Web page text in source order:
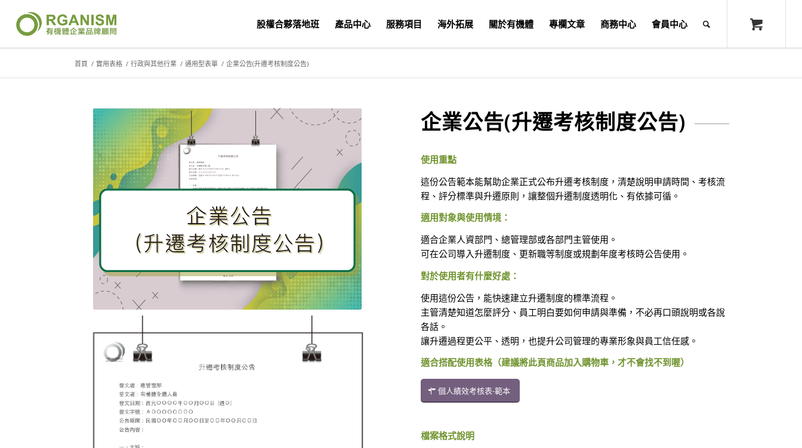
股權合夥落地班 產品中心 服務項目 海外拓展 關於有機體 專欄文章 商務中心 會員中心
首頁 / 實用表格 / 行政與其他行業 / 通用型表單 / 企業公告(升遷考核制度公告)
企業公告(升遷考核制度公告)
使用重點
這份公告範本能幫助企業正式公布升遷考核制度，清楚說明申請時間、考核流
程、評分標準與升遷原則，讓整個升遷制度透明化、有依據可循。
適用對象與使用情境：
適合企業人資部門、總管理部或各部門主管使用。
可在公司導入升遷制度、更新職等制度或規劃年度考核時公告使用。
對於使用者有什麼好處：
使用這份公告，能快速建立升遷制度的標準流程。
主管清楚知道怎麼評分、員工明白要如何申請與準備，不必再口頭說明或各說
各話。
讓升遷過程更公平、透明，也提升公司管理的專業形象與員工信任感。
適合搭配使用表格（建議將此頁商品加入購物車，才不會找不到喔）
個人績效考核表-範本
檔案格式說明